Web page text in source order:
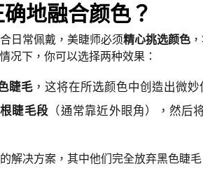
地融合颜色？
日常佩戴，美睫师必须精心挑选颜色
况下，你可以选择两种效果：
睫毛 ，这将在所选颜色中创造出微
睫毛段 （通常靠近外眼角），然后
解决方案，其中他们完全放弃黑色睫